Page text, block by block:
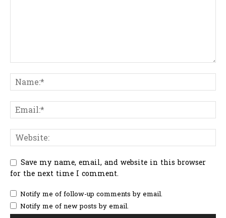
Save my name, email, and website in this browser
for the next time I comment.
Notify me of follow-up comments by email.
Notify me of new posts by email.